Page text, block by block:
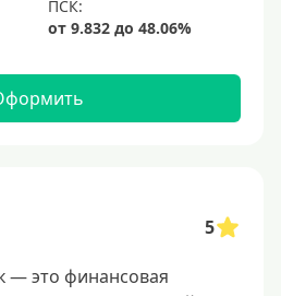
5
— это финансовая